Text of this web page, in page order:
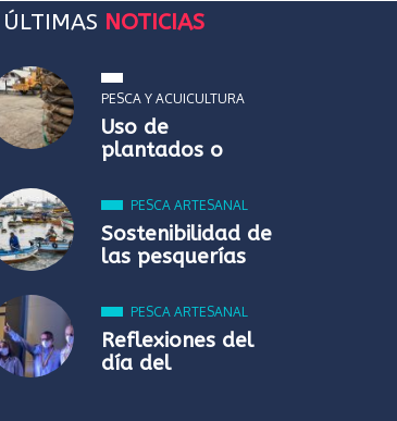
ÚLTIMAS NOTICIAS
PESCA Y ACUICULTURA
Uso de
plantados o
PESCA ARTESANAL
Sostenibilidad de
las pesquerías
PESCA ARTESANAL
Reflexiones del
día del